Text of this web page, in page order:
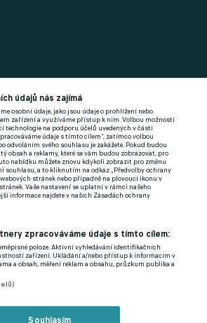
GDPR a žurnalistika
údajů nás zajímá
osobní údaje, jako jsou údaje o prohlížení nebo
zařízení a využíváme přístup k nim. Volbou možnosti
technologie na podporu účelů uvedených v části
údaje s tímto cílem“, zatímco volbou
odvoláním svého souhlasu je zakážete. Pokud budou
obsah a reklamy, které se vám budou zobrazovat, pro
nabídku můžete znovu kdykoli zobrazit pro změnu
souhlasu, a to kliknutím na odkaz „Předvolby ochrany
stránek nebo případně na plovoucí ikonu v
Vaše nastavení se uplatní v rámci našeho
informace najdete v našich Zásadách ochrany
zpracováváme údaje s tímto cílem:
poloze. Aktivní vyhledávání identifikačních
zařízení. Ukládání a/nebo přístup k informacím v
a obsah, měření reklam a obsahu, průzkum publika a
Souhlasím